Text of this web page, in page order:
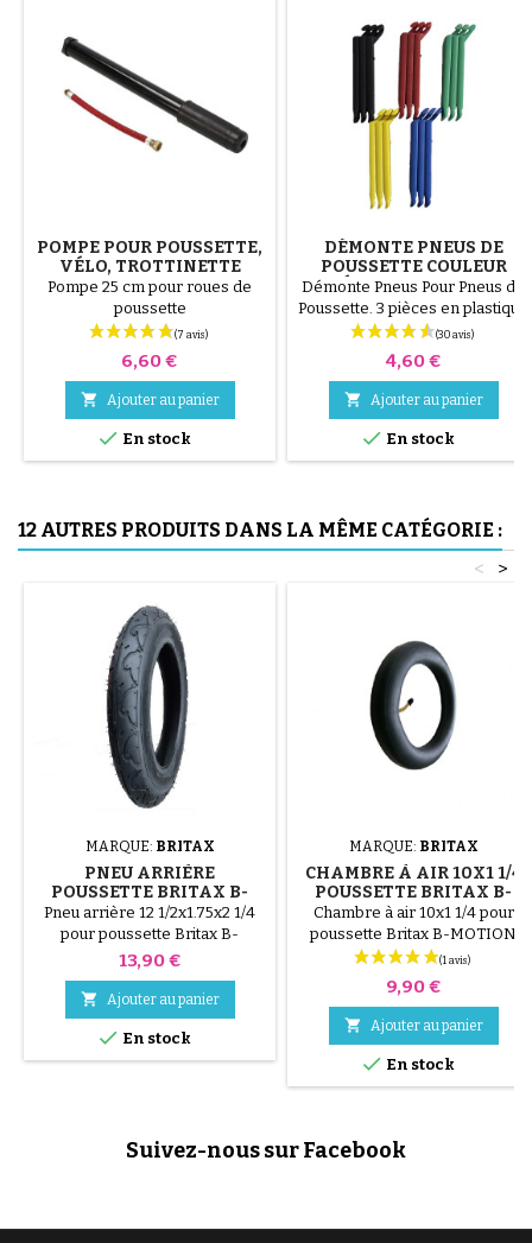
POMPE POUR POUSSETTE,
VÉLO, TROTTINETTE
Pompe 25 cm pour roues de
poussette
Prix
6,60 €
 Ajouter au panier
 En stock
DÉMONTE PNEUS DE
POUSSETTE COULEUR
ALÉATOIRE 1 LOT DE 3
PIÈCES
Démonte Pneus Pour Pneus de
Poussette. 3 pièces en plastique
de haute qualité, couleur
aléatoire, noir, rouge, vert,
jaune et bleu ou 3 pièces en
acier ( gris ) Le montage du
uniquement à la main, cela évite
de percer la chambre à air.
Prix
4,60 €
 Ajouter au panier
 En stock
12 AUTRES PRODUITS DANS LA MÊME CATÉGORIE :
>
<
MARQUE: BRITAX
PNEU ARRIÈRE
POUSSETTE BRITAX B-
MOTION 3
Pneu arrière 12 1/2x1.75x2 1/4
pour poussette Britax B-
MOTION 3, B-MOTION 3 plus.
Prix
13,90 €
 Ajouter au panier
 En stock
MARQUE: BRITAX
CHAMBRE À AIR 10X1 1/4
POUSSETTE BRITAX B-
MOTION
Chambre à air 10x1 1/4 pour
poussette Britax B-MOTION
pour pneu 10x1.75 NON
10X1.75X2
Prix
9,90 €
 Ajouter au panier
 En stock
Suivez-nous sur Facebook